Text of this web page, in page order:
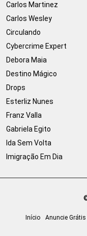
Carlos Martinez
Carlos Wesley
Circulando
Cybercrime Expert
Debora Maia
Destino Mágico
Drops
Esterliz Nunes
Franz Valla
Gabriela Egito
Ida Sem Volta
Imigração Em Dia
Início Anuncie Grátis